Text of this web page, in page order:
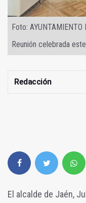
Foto: AYUNTAMIENTO
Reunión celebrada
Redacción
El alcalde de Jaén,